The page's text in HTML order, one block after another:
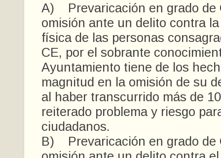
A) Prevaricación en grado de
omisión ante un delito contra
física de las personas
CE, por el sobrante
Ayuntamiento tiene de los
magnitud en la omisión de su
al haber transcurrido más de
reiterado problema y riesgo
ciudadanos.
B) Prevaricación en grado de